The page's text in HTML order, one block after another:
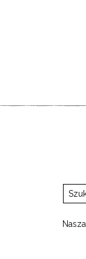
Nasza